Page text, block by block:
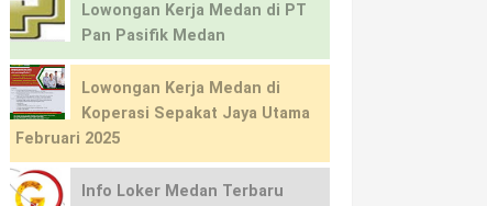
Lowongan Kerja Medan di PT
Pan Pasifik Medan
Lowongan Kerja Medan di
Koperasi Sepakat Jaya Utama
Februari 2025
Info Loker Medan Terbaru